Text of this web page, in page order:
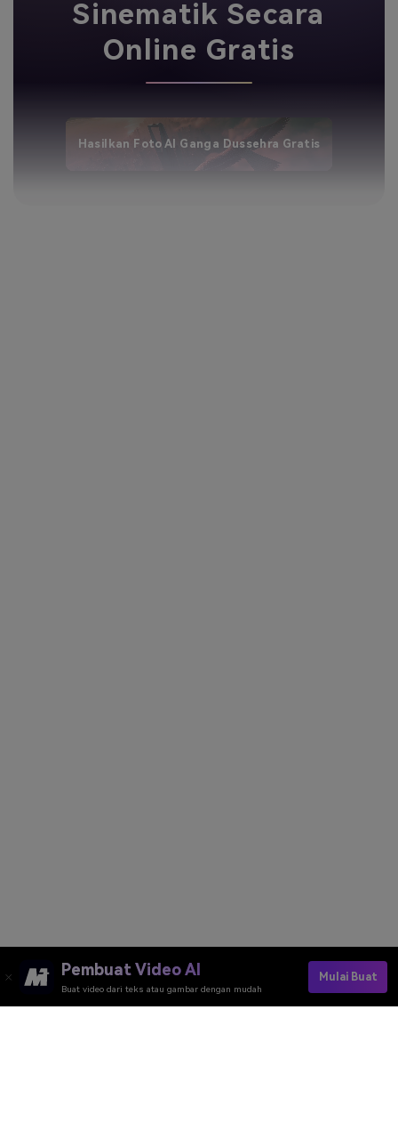
Sinematik Secara
Online Gratis
Hasilkan Foto AI Ganga Dussehra Gratis
Pembuat Video AI
Buat video dari teks atau gambar dengan mudah
Mulai Buat